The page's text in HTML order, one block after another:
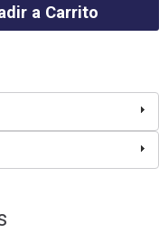
a Carrito